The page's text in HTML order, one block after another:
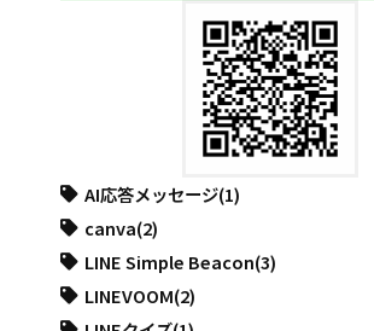
AI応答メッセージ(1)
canva(2)
LINE Simple Beacon(3)
LINEVOOM(2)